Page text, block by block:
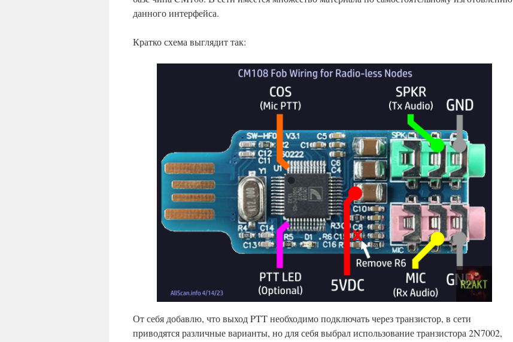
данного интерфейса.
Кратко схема выглядит так:
От себя добавлю, что выход PTT необходимо подключать через транзистор, в сети
приводятся различные варианты, но для себя выбрал использование транзистора 2N7002,